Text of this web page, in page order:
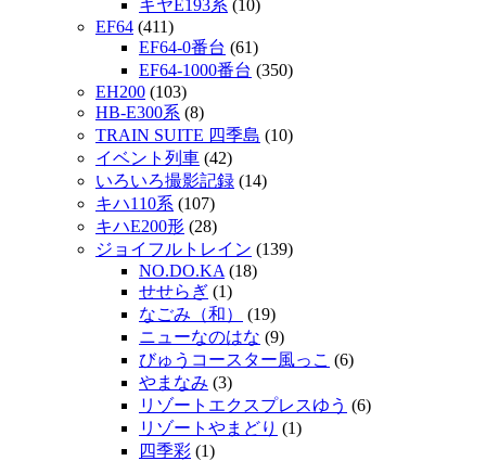
キヤE193系 (10)
EF64 (411)
EF64-0番台 (61)
EF64-1000番台 (350)
EH200 (103)
HB-E300系 (8)
TRAIN SUITE 四季島 (10)
イベント列車 (42)
いろいろ撮影記録 (14)
キハ110系 (107)
キハE200形 (28)
ジョイフルトレイン (139)
NO.DO.KA (18)
せせらぎ (1)
なごみ（和）
(19)
ニューなのはな (9)
びゅうコースター風っこ (6)
やまなみ (3)
リゾートエクスプレスゆう (6)
リゾートやまどり (1)
四季彩 (1)